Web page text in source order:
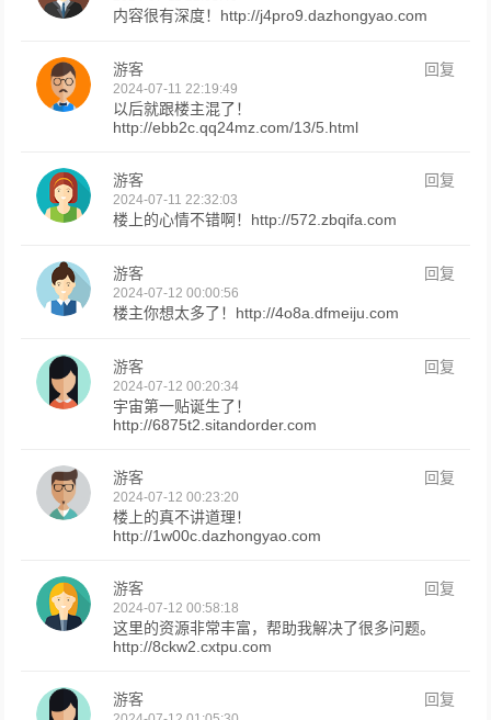
内容很有深度！http://j4pro9.dazhongyao.com
游客 回复
2024-07-11 22:19:49
以后就跟楼主混了！
http://ebb2c.qq24mz.com/13/5.html
游客 回复
2024-07-11 22:32:03
楼上的心情不错啊！http://572.zbqifa.com
游客 回复
2024-07-12 00:00:56
楼主你想太多了！http://4o8a.dfmeiju.com
游客 回复
2024-07-12 00:20:34
宇宙第一贴诞生了！
http://6875t2.sitandorder.com
游客 回复
2024-07-12 00:23:20
楼上的真不讲道理！
http://1w00c.dazhongyao.com
游客 回复
2024-07-12 00:58:18
这里的资源非常丰富，帮助我解决了很多问题。
http://8ckw2.cxtpu.com
游客 回复